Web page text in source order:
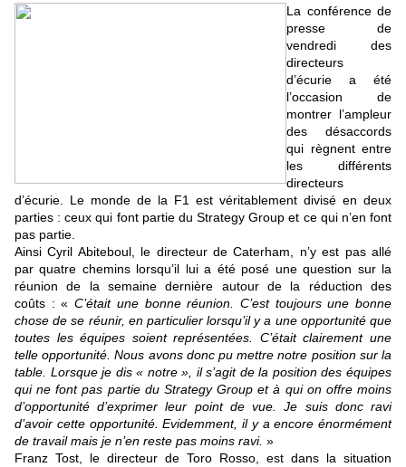
La conférence de
presse de
vendredi des
directeurs
d’écurie a été
l’occasion de
montrer l’ampleur
des désaccords
qui règnent entre
les différents
directeurs
d’écurie. Le monde de la F1 est véritablement divisé en deux
parties : ceux qui font partie du Strategy Group et ce qui n’en font
pas partie.
Ainsi Cyril Abiteboul, le directeur de Caterham, n’y est pas allé
par quatre chemins lorsqu’il lui a été posé une question sur la
réunion de la semaine dernière autour de la réduction des
coûts : «C’était une bonne réunion. C’est toujours une bonne
chose de se réunir, en particulier lorsqu’il y a une opportunité que
toutes les équipes soient représentées. C’était clairement une
telle opportunité. Nous avons donc pu mettre notre position sur la
table. Lorsque je dis « notre », il s’agit de la position des équipes
qui ne font pas partie du Strategy Group et à qui on offre moins
d’opportunité d’exprimer leur point de vue. Je suis donc ravi
d’avoir cette opportunité. Evidemment, il y a encore énormément
de travail mais je n’en reste pas moins ravi. »
Franz Tost, le directeur de Toro Rosso, est dans la situation